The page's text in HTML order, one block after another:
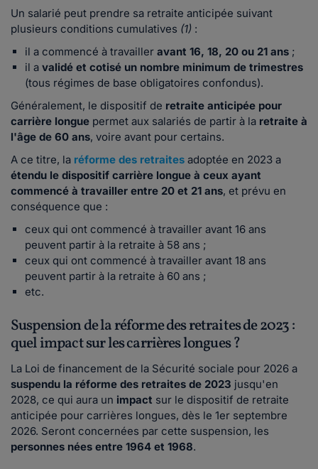
Un salarié peut prendre sa retraite anticipée suivant
plusieurs conditions cumulatives (1) :
il a commencé à travailler avant 16, 18, 20 ou 21 ans ;
il a validé et cotisé un nombre minimum de trimestres
(tous régimes de base obligatoires confondus).
Généralement, le dispositif de retraite anticipée pour
carrière longue permet aux salariés de partir à la retraite à
l'âge de 60 ans, voire avant pour certains.
A ce titre, la réforme des retraites adoptée en 2023 a
étendu le dispositif carrière longue à ceux ayant
commencé à travailler entre 20 et 21 ans, et prévu en
conséquence que :
ceux qui ont commencé à travailler avant 16 ans
peuvent partir à la retraite à 58 ans ;
ceux qui ont commencé à travailler avant 18 ans
peuvent partir à la retraite à 60 ans ;
etc.
Suspension de la réforme des retraites de 2023 :
quel impact sur les carrières longues ?
La Loi de financement de la Sécurité sociale pour 2026 a
suspendu la réforme des retraites de 2023 jusqu'en
2028, ce qui aura un impact sur le dispositif de retraite
anticipée pour carrières longues, dès le 1er septembre
2026. Seront concernées par cette suspension, les
personnes nées entre 1964 et 1968.